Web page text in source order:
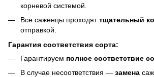
корневой системой.
Все саженцы проходяттщательный
отправкой.
Гарантия соответствия сорта:
Гарантируем полное соответствие
В случае несоответствия — замена